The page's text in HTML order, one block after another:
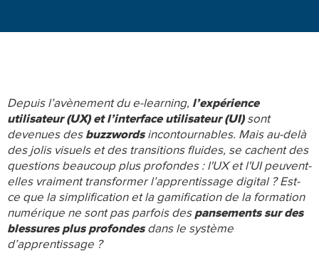
Depuis l’avènement du e-learning, l’expérience
utilisateur (UX) et l’interface utilisateur (UI)sont
devenues des buzzwordsincontournables. Mais au-delà
des jolis visuels et des transitions fluides, se cachent des
questions beaucoup plus profondes : l'UX et l'UI peuvent-
elles vraiment transformer l’apprentissage digital ? Est-
ce que la simplification et la gamification de la formation
numérique ne sont pas parfois des pansements sur des
blessures plus profondesdans le système
d’apprentissage ?